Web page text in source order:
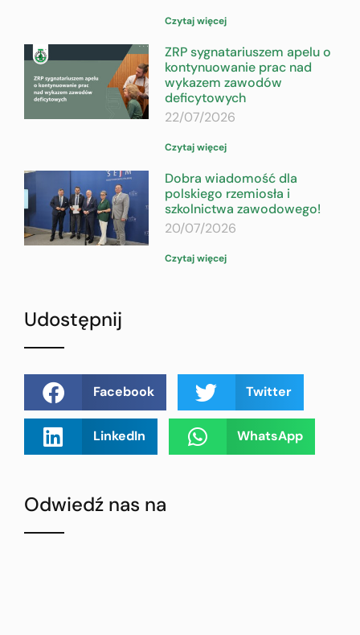
Czytaj więcej
ZRP sygnatariuszem apelu o
kontynuowanie prac nad
wykazem zawodów
deficytowych
22/07/2026
Czytaj więcej
Dobra wiadomość dla
polskiego rzemiosła i
szkolnictwa zawodowego!
20/07/2026
Czytaj więcej
Udostępnij
Facebook Twitter
LinkedIn WhatsApp
Odwiedź nas na